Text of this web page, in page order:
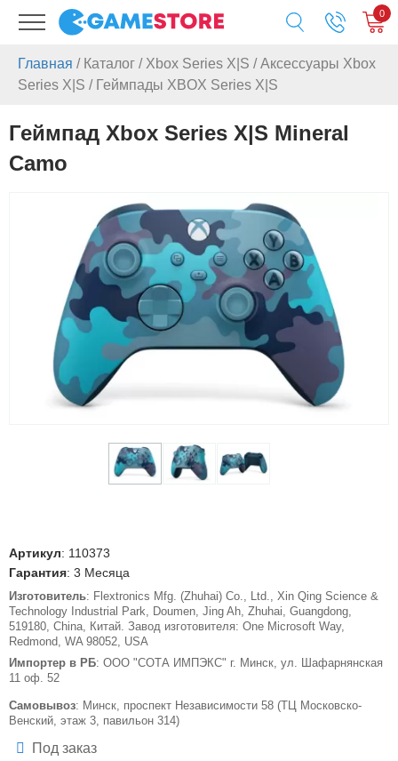
0
Главная / Каталог / Xbox Series X|S /Аксессуары Xbox
Series X|S / Геймпады XBOX Series X|S
Геймпад Xbox Series X|S Mineral
Camo
Артикул: 110373
Гарантия: 3 Месяца
Изготовитель: Flextronics Mfg. (Zhuhai) Co., Ltd., Xin Qing Science &
Technology Industrial Park, Doumen, Jing Ah, Zhuhai, Guangdong,
519180, China, Китай. Завод изготовителя: One Microsoft Way,
Redmond, WA 98052, USA
Импортер в РБ: ООО "СОТА ИМПЭКС" г. Минск, ул. Шафарнянская
11 оф. 52
Самовывоз: Минск, проспект Независимости 58 (ТЦ Московско-
Венский, этаж 3, павильон 314)
Под заказ